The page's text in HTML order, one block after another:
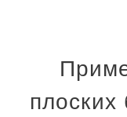
плоских